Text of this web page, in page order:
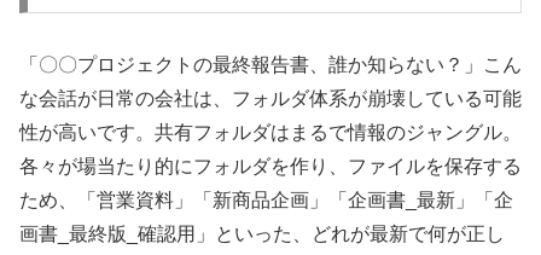
「〇〇プロジェクトの最終報告書、誰か知らない？」こん
な会話が日常の会社は、フォルダ体系が崩壊している可能
性が高いです。共有フォルダはまるで情報のジャングル。
各々が場当たり的にフォルダを作り、ファイルを保存する
ため、「営業資料」「新商品企画」「企画書_最新」「企
画書_最終版_確認用」といった、どれが最新で何が正し